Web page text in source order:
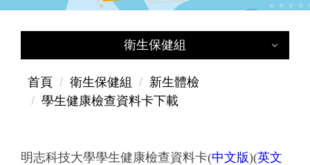
衛生保健組
衛生保健組
成員簡介
首頁 衛生保健組
新生體檢
學生健康檢查資料卡下載
明志科技大學學生健康檢查資料卡(中文版)(英文